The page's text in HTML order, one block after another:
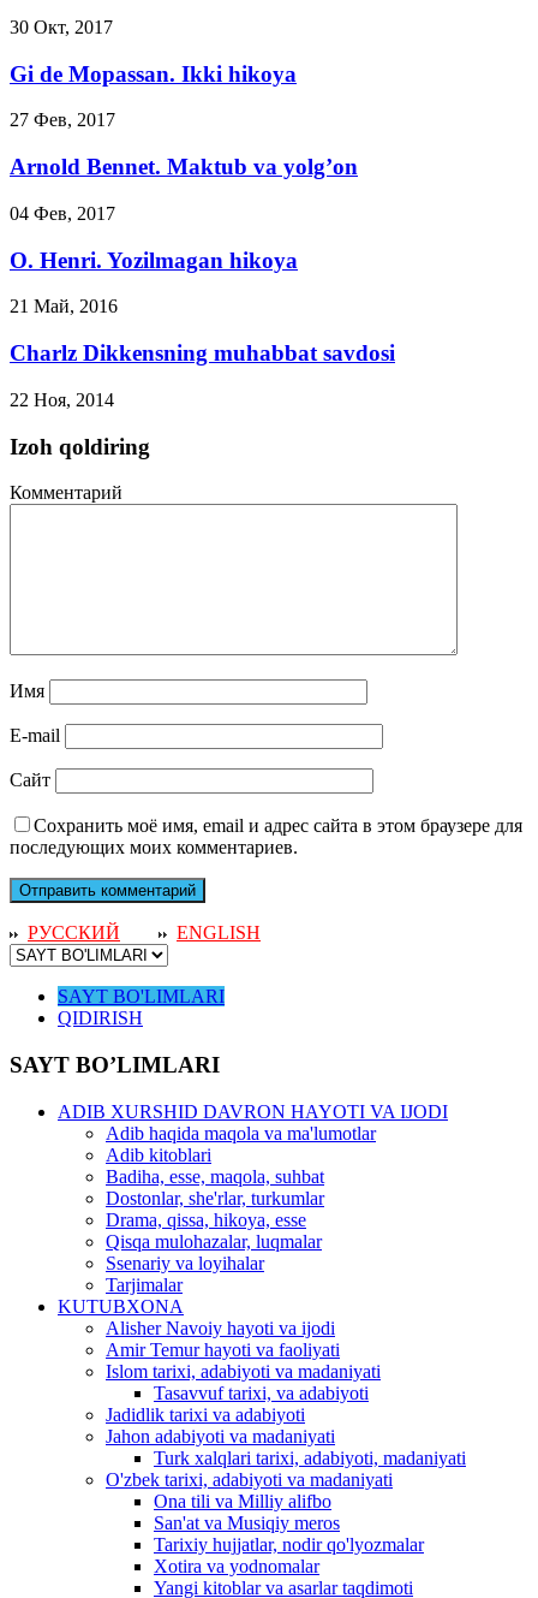
30 Окт, 2017
Gi de Mopassan. Ikki hikoya
27 Фев, 2017
Arnold Bennet. Maktub va yolg’on
04 Фев, 2017
O. Henri. Yozilmagan hikoya
21 Май, 2016
Charlz Dikkensning muhabbat savdosi
22 Ноя, 2014
Izoh qoldiring
Комментарий
Имя
E-mail
Сайт
Сохранить моё имя, email и адрес сайта в этом браузере для
последующих моих комментариев.
РУССКИЙ ENGLISH
SAYT BO'LIMLARI
QIDIRISH
SAYT BO’LIMLARI
ADIB XURSHID DAVRON HAYOTI VA IJODI
Adib haqida maqola va ma'lumotlar
Adib kitoblari
Badiha, esse, maqola, suhbat
Dostonlar, she'rlar, turkumlar
Drama, qissa, hikoya, esse
Qisqa mulohazalar, luqmalar
Ssenariy va loyihalar
Tarjimalar
KUTUBXONA
Alisher Navoiy hayoti va ijodi
Amir Temur hayoti va faoliyati
Islom tarixi, adabiyoti va madaniyati
Tasavvuf tarixi, va adabiyoti
Jadidlik tarixi va adabiyoti
Jahon adabiyoti va madaniyati
Turk xalqlari tarixi, adabiyoti, madaniyati
O'zbek tarixi, adabiyoti va madaniyati
Ona tili va Milliy alifbo
San'at va Musiqiy meros
Tarixiy hujjatlar, nodir qo'lyozmalar
Xotira va yodnomalar
Yangi kitoblar va asarlar taqdimoti